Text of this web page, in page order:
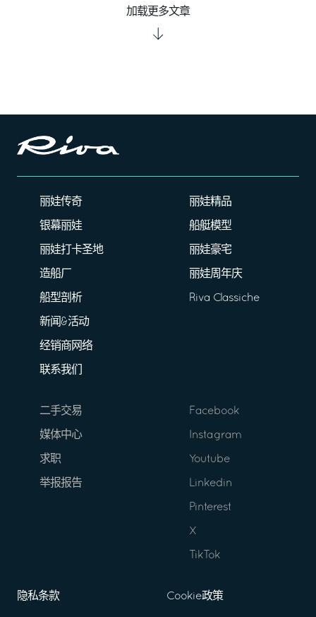
加载更多文章
丽娃传奇
银幕丽娃
丽娃打卡圣地
造船厂
船型剖析
新闻&活动
经销商网络
联系我们
丽娃精品
船艇模型
丽娃豪宅
丽娃周年庆
Riva Classiche
二手交易
媒体中心
求职
举报报告
Facebook
Instagram
Youtube
Linkedin
Pinterest
X
TikTok
隐私条款 Cookie政策